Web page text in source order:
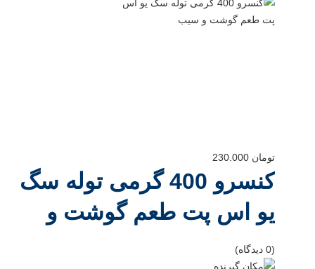
تومان
کنسرو 400 گرمی توله سگ
یو اس پت طعم گوشت و
سیب(0 دیدگاه)